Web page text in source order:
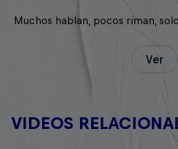
Muchos hablan, pocos riman,
Ver
VIDEOS